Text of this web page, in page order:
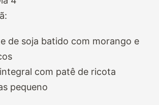
de soja batido com morango e
com patê de ricota
pequeno